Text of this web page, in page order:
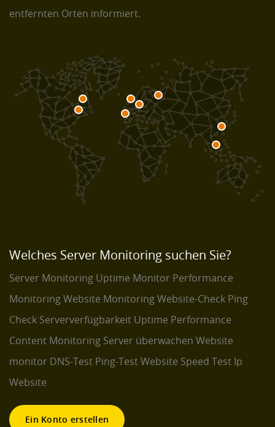
entfernten Orten informiert.
Welches Server Monitoring suchen Sie?
Server Monitoring Uptime Monitor Performance
MonitoringWebsite MonitoringWebsite-Check Ping
Check Serververfügbarkeit Uptime Performance
Content Monitoring Server überwachen Website
monitor DNS-Test Ping-TestWebsite Speed Test Ip
Website
Ein Konto erstellen